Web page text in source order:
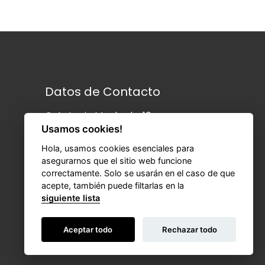
Datos de Contacto
C. Antonio Machado, 10,
11150 Vejer de la Frontera
Cádiz
Tel:+34 956 45 01 42
Whatsapp:+34 956 45 01 42
info@hostallajanda.com
Usamos cookies!
Hola, usamos cookies esenciales para
asegurarnos que el sitio web funcione
correctamente. Solo se usarán en el caso de que
acepte, también puede filtarlas en la
siguiente lista
Aceptar todo Rechazar todo